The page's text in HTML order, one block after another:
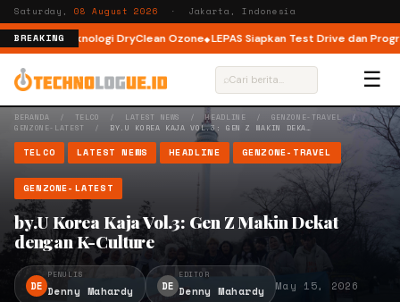
Saturday,08 August 2026 · Jakarta, Indonesia
BREAKINGTeknologi DryClean Ozone LEPAS Siapkan Test Drive dan Program
⌕ ☰
BERANDA / TELCO / LATEST NEWS /HEADLINE / GENZONE-TRAVEL /
GENZONE-LATEST
/ BY.U KOREA KAJA VOL.3: GEN Z MAKIN DEKA…
TELCO LATEST NEWS HEADLINE GENZONE-TRAVEL
GENZONE-LATEST
by.U Korea Kaja Vol.3: Gen Z Makin Dekat
dengan K-Culture
DE
PENULIS
Denny Mahardy DE
EDITOR
Denny Mahardy
May 15, 2026